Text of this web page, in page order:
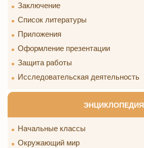
Заключение
Список литературы
Приложения
Оформление презентации
Защита работы
Исследовательская деятельность
ЭНЦИКЛОПЕДИЯ
Начальные классы
Окружающий мир